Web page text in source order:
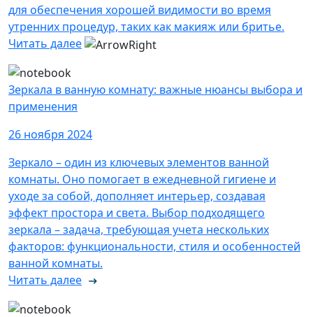
для обеспечения хорошей видимости во время
утренних процедур, таких как макияж или бритье.
Читать далее
Зеркала в ванную комнату: важные нюансы выбора и
применения
26 ноября 2024
Зеркало – один из ключевых элементов ванной
комнаты. Оно помогает в ежедневной гигиене и
уходе за собой, дополняет интерьер, создавая
эффект простора и света. Выбор подходящего
зеркала – задача, требующая учета нескольких
факторов: функциональности, стиля и особенностей
ванной комнаты.
Читать далее